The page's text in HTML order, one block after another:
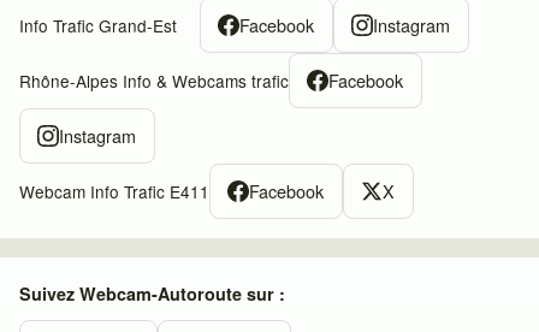
Info Trafic Grand-Est Facebook Instagram
Rhône-Alpes Info & Webcams trafic Facebook
Instagram
Webcam Info Trafic E411 Facebook X
Suivez Webcam-Autoroute sur :